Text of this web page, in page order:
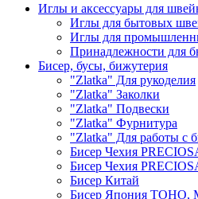
Иглы и аксессуары для
Иглы для бытовых
Иглы для
Принадлежности для
Бисер, бусы, бижутерия
"Zlatka" Для рукоделия
"Zlatka" Заколки
"Zlatka" Подвески
"Zlatka" Фурнитура
"Zlatka" Для работы с
Бисер Чехия
Бисер Чехия
Бисер Китай
Бисер Япония TOHO,